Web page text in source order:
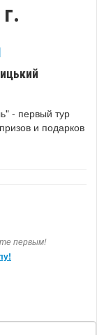
- первый тур
и подарков
первым!